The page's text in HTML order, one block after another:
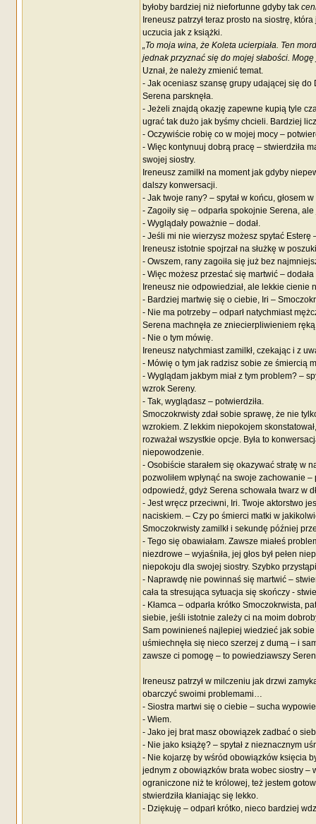
byłoby bardziej niż niefortunne gdyby tak
Ireneusz patrzył teraz prosto na siostrę,
uczucia jak z książki.
„To moja wina, że Koleta ucierpiała. Ten
jednak przyznać się do mojej słabości.
Uznał, że należy zmienić temat.
- Jak oceniasz szansę grupy udającej się do
Serena parsknęła.
- Jeżeli znajdą okazję zapewne kupią tyle
ugrać tak dużo jak byśmy chcieli. Bardziej
- Oczywiście robię co w mojej mocy –
- Więc kontynuuj dobrą pracę – stwierdziła
swojej siostry.
Ireneusz zamilkł na moment jak gdyby
dalszy konwersacji.
- Jak twoje rany? – spytał w końcu, głosem
- Zagoiły się – odparła spokojnie Serena,
- Wyglądały poważnie – dodał.
- Jeśli mi nie wierzysz możesz spytać Esterę
Ireneusz istotnie spojrzał na służkę w
- Owszem, rany zagoiła się już bez
- Więc możesz przestać się martwić –
Ireneusz nie odpowiedział, ale lekkie cienie
- Bardziej martwię się o ciebie, Iri –
- Nie ma potrzeby – odparł natychmiast
Serena machnęła ze zniecierpliwieniem
- Nie o tym mówię.
Ireneusz natychmiast zamilkł, czekając i z
- Mówię o tym jak radzisz sobie ze śmiercią
- Wyglądam jakbym miał z tym problem? –
wzrok Sereny.
- Tak, wyglądasz – potwierdziła.
Smoczokrwisty zdał sobie sprawę, że nie
wzrokiem. Z lekkim niepokojem
rozważał wszystkie opcje. Była to
niepowodzenie.
- Osobiście starałem się okazywać stratę w
pozwoliłem wpłynąć na swoje zachowanie –
odpowiedź, gdyż Serena schowała twarz w
- Jest wręcz przeciwni, Iri. Twoje aktorstwo
naciskiem. – Czy po śmierci matki w
Smoczokrwisty zamilkł i sekundę później
- Tego się obawiałam. Zawsze miałeś
niezdrowe – wyjaśniła, jej głos był pełen
niepokoju dla swojej siostry. Szybko
- Naprawdę nie powinnaś się martwić –
cała ta stresująca sytuacja się skończy -
- Kłamca – odparła krótko Smoczokrwista,
siebie, jeśli istotnie zależy ci na moim
Sam powinieneś najlepiej wiedzieć jak
uśmiechnęła się nieco szerzej z dumą – i
zawsze ci pomogę – to powiedziawszy
Ireneusz patrzył w milczeniu jak drzwi
obarczyć swoimi problemami…
- Siostra martwi się o ciebie – sucha
- Wiem.
- Jako jej brat masz obowiązek zadbać o
- Nie jako książę? – spytał z nieznacznym
- Nie kojarzę by wśród obowiązków księcia
jednym z obowiązków brata wobec siostry –
ograniczone niż te królowej, też jestem
stwierdziła kłaniając się lekko.
- Dziękuję – odparł krótko, nieco bardziej